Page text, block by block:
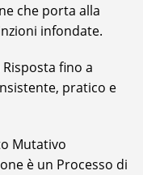
che porta alla
infondate.
fino a
pratico e
Mutativo
è un Processo di